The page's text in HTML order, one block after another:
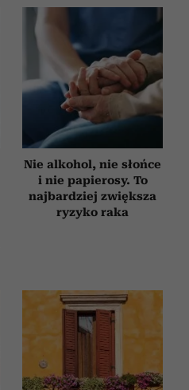
Nie alkohol, nie słońce
i nie papierosy. To
najbardziej zwiększa
ryzyko raka